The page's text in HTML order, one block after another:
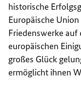
historische
Europäische
Friedenswerke auf
europäischen
großes Glück
ermöglicht ihnen